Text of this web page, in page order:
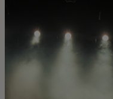
Per il business